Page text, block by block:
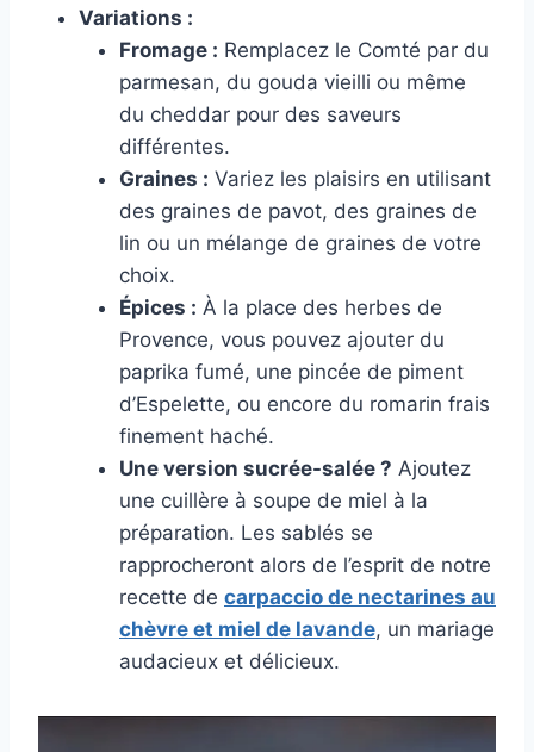
Variations :
Fromage : Remplacez le Comté par du
parmesan, du gouda vieilli ou même
du cheddar pour des saveurs
différentes.
Graines : Variez les plaisirs en utilisant
des graines de pavot, des graines de
lin ou un mélange de graines de votre
choix.
Épices : À la place des herbes de
Provence, vous pouvez ajouter du
paprika fumé, une pincée de piment
d’Espelette, ou encore du romarin frais
finement haché.
Une version sucrée-salée ? Ajoutez
une cuillère à soupe de miel à la
préparation. Les sablés se
rapprocheront alors de l’esprit de notre
recette de carpaccio de nectarines au
chèvre et miel de lavande, un mariage
audacieux et délicieux.